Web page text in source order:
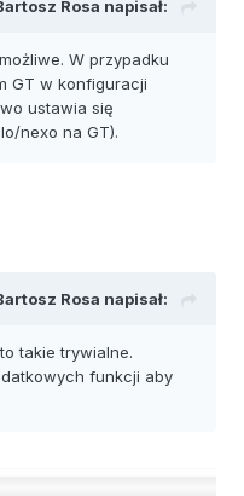
Rosa napisał:
W przypadku
GT w konfiguracji
ustawia się
nexo na GT).
Rosa napisał:
takie trywialne.
funkcji aby